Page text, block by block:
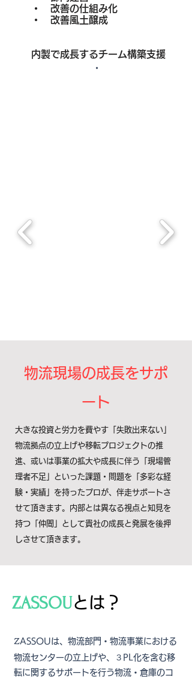
・ 改善の仕組み化
​ ・ 改善風土醸成
​ 内製で成長するチーム構築支援
​・
物流現場の成長をサポ
ート
大きな投資と労力を費やす「失敗出来ない」
物流拠点の立上げや移転プロジェクトの推
進、或いは事業の拡大や成長に伴う「現場管
理者不足」といった課題・問題を「多彩な経
験・実績」を持ったプロが、伴走サポートさ
せて頂きます。内部とは異なる視点と知見を
持つ「仲間」として貴社の成長と発展を後押
しさせて頂きます。
ZASSOUとは？
ZASSOUは、物流部門・物流事業における
物流センターの立上げや、３PL化を含む移
転に関するサポートを行う物流・倉庫のコ